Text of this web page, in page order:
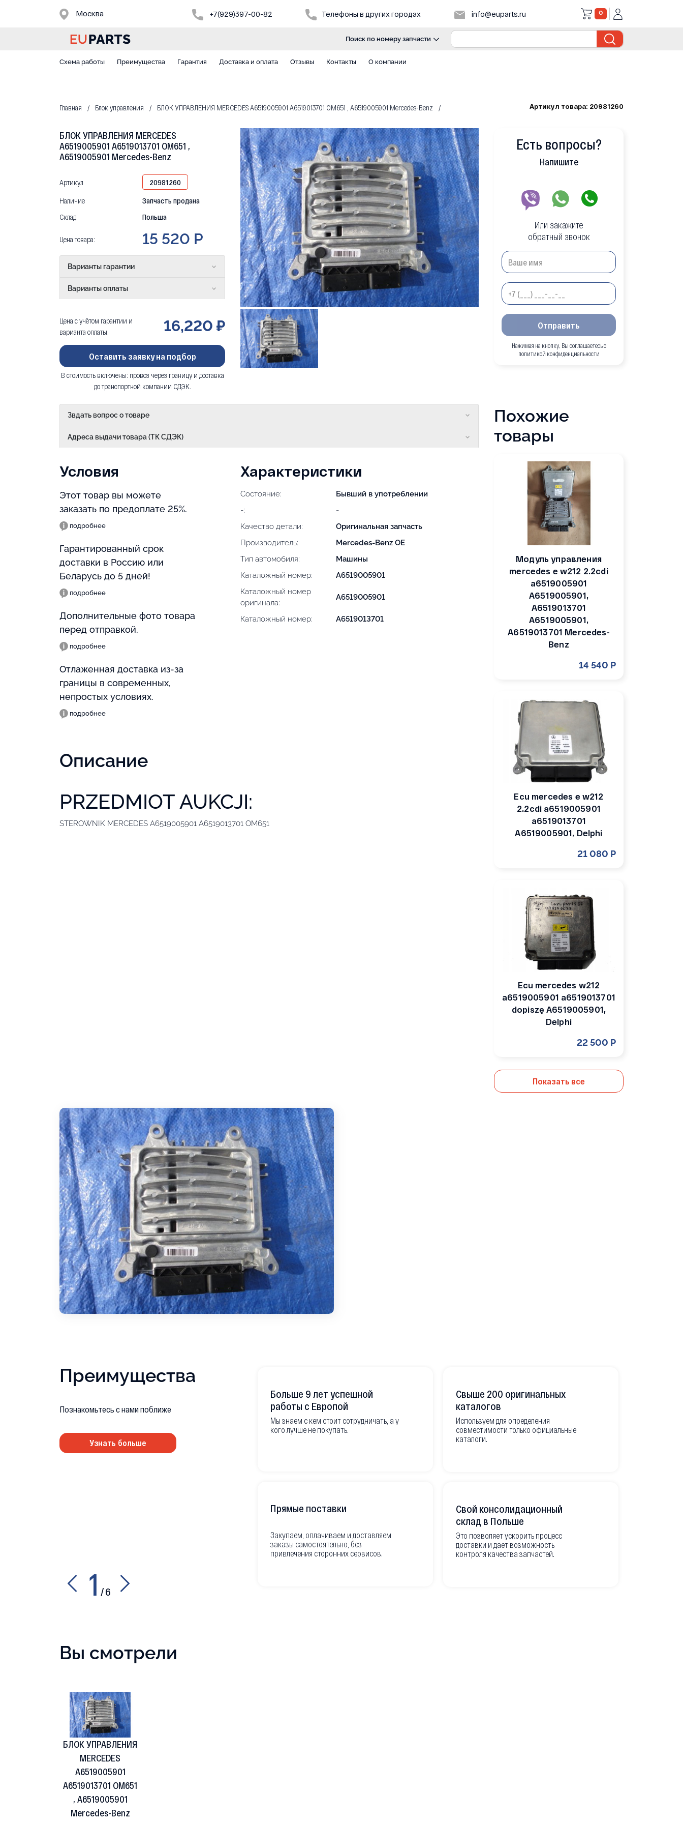
Москва +7(929)397-00-82 Телефоны в других городах info@euparts.ru 0
Поиск по номеру запчасти
Схема работы Преимущества Гарантия Доставка и оплата Отзывы Контакты О компании
Главная Блок управления БЛОК УПРАВЛЕНИЯ MERCEDES A6519005901 A6519013701 OM651 , A6519005901 Mercedes-Benz Артикул товара: 20981260
БЛОК УПРАВЛЕНИЯ MERCEDES
A6519005901 A6519013701 OM651 ,
A6519005901 Mercedes-Benz
Артикул
20981260
Наличие
Запчасть продана
Склад:
Польша
Цена товара: 15 520 Р
Варианты гарантии
Варианты оплаты
Цена с учётом гарантии и
варианта оплаты:
16,220 ₽
Оставить заявку на подбор
В стоимость включены: провоз через границу и доставка
до транспортной компании СДЭК.
Звдать вопрос о товаре
Адреса выдачи товара (ТК СДЭК)
Условия
Этот товар вы можете
заказать по предоплате 25%.
подробнее
Гарантированный срок
доставки в Россию или
Беларусь до 5 дней!
подробнее
Дополнительные фото товара
перед отправкой.
подробнее
Отлаженная доставка из-за
границы в современных,
непростых условиях.
подробнее
Характеристики
Состояние:
Бывший в употреблении
-:
-
Качество детали:
Оригинальная запчасть
Производитель:
Mercedes-Benz OE
Тип автомобиля:
Машины
Каталожный номер:
A6519005901
Каталожный номер
оригинала:
A6519005901
Каталожный номер: A6519013701
Описание
PRZEDMIOT AUKCJI:
STEROWNIK MERCEDES A6519005901 A6519013701 OM651
Есть вопросы?
Напишите
Или закажите
обратный звонок
Отправить
Нажимая на кнопку, Вы соглашаетесь с
политикой конфиденциальности
Похожие
товары
Модуль управления
mercedes e w212 2.2cdi
a6519005901
A6519005901,
A6519013701
A6519005901,
A6519013701 Mercedes-
Benz
14 540 Р
Ecu mercedes e w212
2.2cdi a6519005901
a6519013701
A6519005901, Delphi
21 080 Р
Ecu mercedes w212
a6519005901 a6519013701
dopiszę A6519005901,
Delphi
22 500 Р
Показать все
Преимущества
Познакомьтесь с нами поближе
Узнать больше
1 /6
Больше 9 лет успешной
работы с Европой
Мы знаем с кем стоит сотрудничать, а у
кого лучше не покупать.
Прямые поставки
Закупаем, оплачиваем и доставляем
заказы самостоятельно, без
привлечения сторонних сервисов.
Свыше 200 оригинальных
каталогов
Используем для определения
совместимости только официальные
каталоги.
Свой консолидационный
склад в Польше
Это позволяет ускорить процесс
доставки и дает возможность
контроля качества запчастей.
Вы смотрели
БЛОК УПРАВЛЕНИЯ
MERCEDES
A6519005901
A6519013701 OM651
, A6519005901
Mercedes-Benz